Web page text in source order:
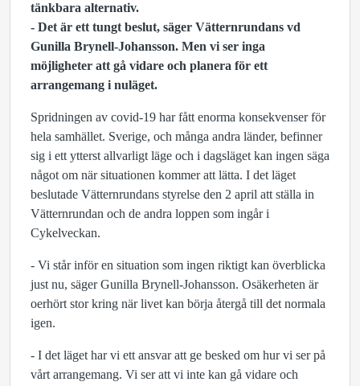
tänkbara alternativ.
- Det är ett tungt beslut, säger Vätternrundans vd
Gunilla Brynell-Johansson. Men vi ser inga
möjligheter att gå vidare och planera för ett
arrangemang i nuläget.
Spridningen av covid-19 har fått enorma konsekvenser för
hela samhället. Sverige, och många andra länder, befinner
sig i ett ytterst allvarligt läge och i dagsläget kan ingen säga
något om när situationen kommer att lätta. I det läget
beslutade Vätternrundans styrelse den 2 april att ställa in
Vätternrundan och de andra loppen som ingår i
Cykelveckan.
- Vi står inför en situation som ingen riktigt kan överblicka
just nu, säger Gunilla Brynell-Johansson. Osäkerheten är
oerhört stor kring när livet kan börja återgå till det normala
igen.
- I det läget har vi ett ansvar att ge besked om hur vi ser på
vårt arrangemang. Vi ser att vi inte kan gå vidare och